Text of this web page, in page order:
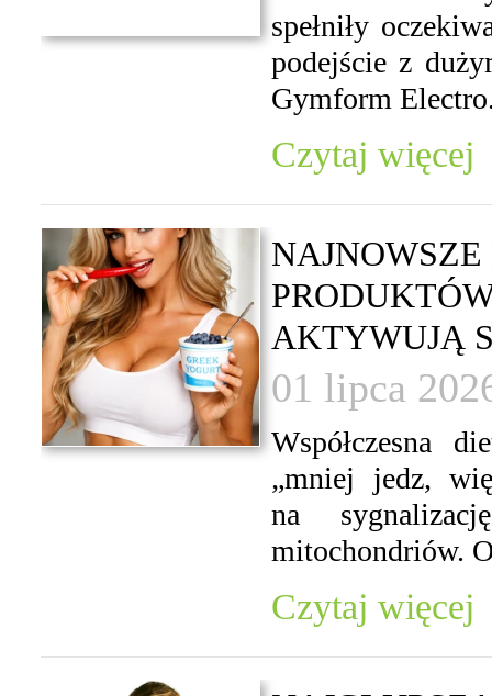
spełniły
podejście z
Gymform
Czytaj więcej
AKTYWUJĄ
01 lipca
Współczesna
„mniej jedz,
na
mitochondriów.
Czytaj więcej